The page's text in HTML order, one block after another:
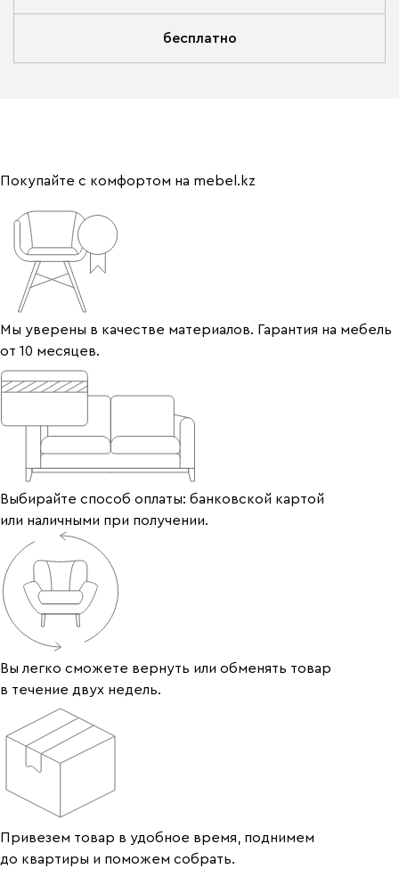
бесплатно
Покупайте с комфортом на mebel.kz
Мы уверены в качестве материалов. Гарантия на мебель
от 10 месяцев.
Выбирайте способ оплаты: банковской картой
или наличными при получении.
Вы легко сможете вернуть или обменять товар
в течение двух недель.
Привезем товар в удобное время, поднимем
до квартиры и поможем собрать.